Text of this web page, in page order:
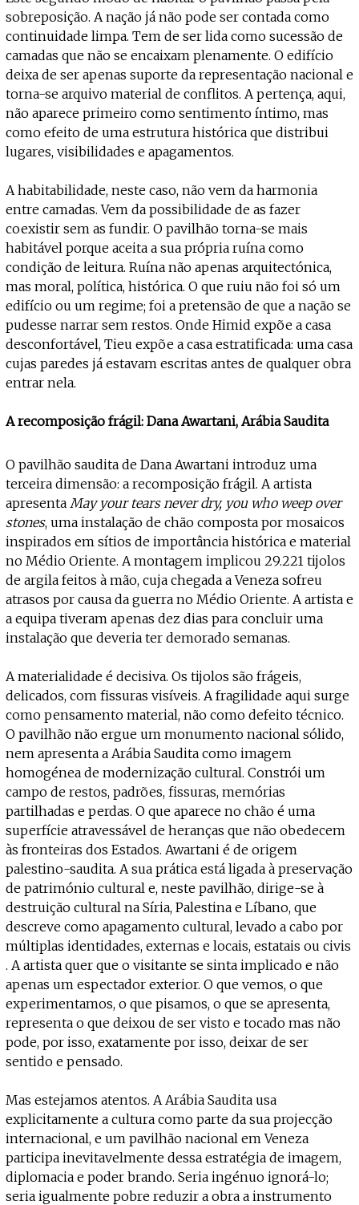
sobreposição. A nação já não pode ser contada como
continuidade limpa. Tem de ser lida como sucessão de
camadas que não se encaixam plenamente. O edifício
deixa de ser apenas suporte da representação nacional e
torna-se arquivo material de conflitos. A pertença, aqui,
não aparece primeiro como sentimento íntimo, mas
como efeito de uma estrutura histórica que distribui
lugares, visibilidades e apagamentos.
A habitabilidade, neste caso, não vem da harmonia
entre camadas. Vem da possibilidade de as fazer
coexistir sem as fundir. O pavilhão torna-se mais
habitável porque aceita a sua própria ruína como
condição de leitura. Ruína não apenas arquitectónica,
mas moral, política, histórica. O que ruiu não foi só um
edifício ou um regime; foi a pretensão de que a nação se
pudesse narrar sem restos. Onde Himid expõe a casa
desconfortável, Tieu expõe a casa estratificada: uma casa
cujas paredes já estavam escritas antes de qualquer obra
entrar nela.
A recomposição frágil: Dana Awartani, Arábia Saudita
O pavilhão saudita de Dana Awartani introduz uma
terceira dimensão: a recomposição frágil. A artista
apresenta May your tears never dry, you who weep over
stones, uma instalação de chão composta por mosaicos
inspirados em sítios de importância histórica e material
no Médio Oriente. A montagem implicou 29.221 tijolos
de argila feitos à mão, cuja chegada a Veneza sofreu
atrasos por causa da guerra no Médio Oriente. A artista e
a equipa tiveram apenas dez dias para concluir uma
instalação que deveria ter demorado semanas.
A materialidade é decisiva. Os tijolos são frágeis,
delicados, com fissuras visíveis. A fragilidade aqui surge
como pensamento material, não como defeito técnico.
O pavilhão não ergue um monumento nacional sólido,
nem apresenta a Arábia Saudita como imagem
homogénea de modernização cultural. Constrói um
campo de restos, padrões, fissuras, memórias
partilhadas e perdas. O que aparece no chão é uma
superfície atravessável de heranças que não obedecem
às fronteiras dos Estados. Awartani é de origem
palestino-saudita. A sua prática está ligada à preservação
de património cultural e, neste pavilhão, dirige-se à
destruição cultural na Síria, Palestina e Líbano, que
descreve como apagamento cultural, levado a cabo por
múltiplas identidades, externas e locais, estatais ou civis
. A artista quer que o visitante se sinta implicado e não
apenas um espectador exterior. O que vemos, o que
experimentamos, o que pisamos, o que se apresenta,
representa o que deixou de ser visto e tocado mas não
pode, por isso, exatamente por isso, deixar de ser
sentido e pensado.
Mas estejamos atentos. A Arábia Saudita usa
explicitamente a cultura como parte da sua projecção
internacional, e um pavilhão nacional em Veneza
participa inevitavelmente dessa estratégia de imagem,
diplomacia e poder brando. Seria ingénuo ignorá-lo;
seria igualmente pobre reduzir a obra a instrumento